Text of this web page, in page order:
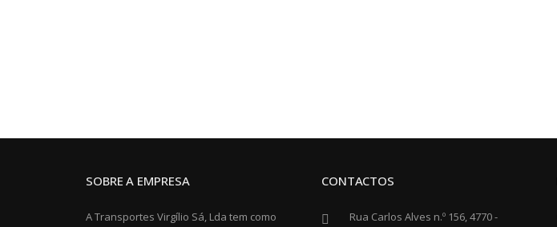
SOBRE A EMPRESA
A Transportes Virgílio Sá, Lda tem como
CONTACTOS
Rua Carlos Alves n.º 156, 4770 -